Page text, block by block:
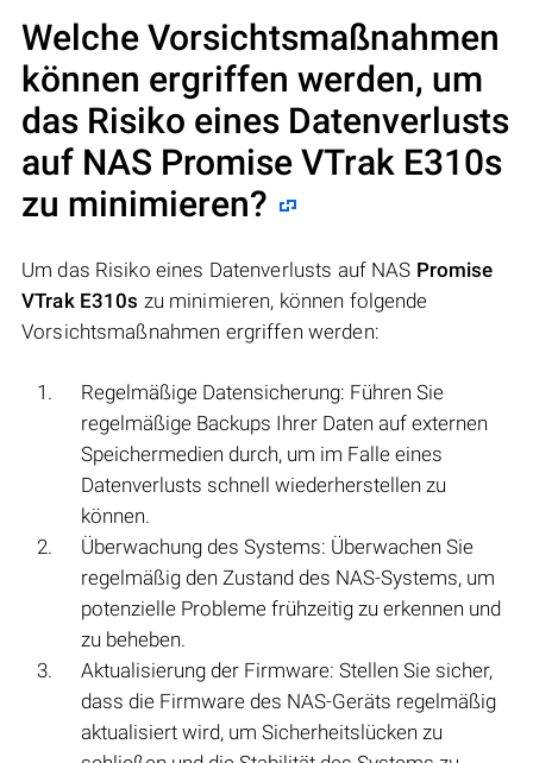
Welche Vorsichtsmaßnahmen
können ergriffen werden, um
das Risiko eines Datenverlusts
auf NAS Promise VTrak E310s
zu minimieren?
Um das Risiko eines Datenverlusts auf NAS Promise
VTrak E310s zu minimieren, können folgende
Vorsichtsmaßnahmen ergriffen werden:
Regelmäßige Datensicherung: Führen Sie
regelmäßige Backups Ihrer Daten auf externen
Speichermedien durch, um im Falle eines
Datenverlusts schnell wiederherstellen zu
können.
Überwachung des Systems: Überwachen Sie
regelmäßig den Zustand des NAS-Systems, um
potenzielle Probleme frühzeitig zu erkennen und
zu beheben.
Aktualisierung der Firmware: Stellen Sie sicher,
dass die Firmware des NAS-Geräts regelmäßig
aktualisiert wird, um Sicherheitslücken zu